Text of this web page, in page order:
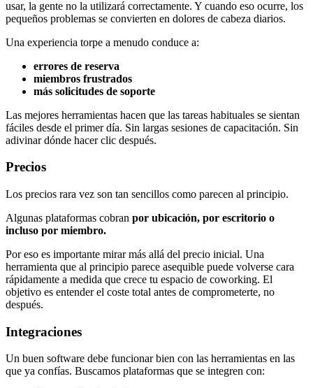
usar, la gente no la utilizará correctamente. Y cuando eso ocurre, los
pequeños problemas se convierten en dolores de cabeza diarios.
Una experiencia torpe a menudo conduce a:
errores de reserva
miembros frustrados
más solicitudes de soporte
Las mejores herramientas hacen que las tareas habituales se sientan
fáciles desde el primer día. Sin largas sesiones de capacitación. Sin
adivinar dónde hacer clic después.
Precios
Los precios rara vez son tan sencillos como parecen al principio.
Algunas plataformas cobran por ubicación, por escritorio o
incluso por miembro.
Por eso es importante mirar más allá del precio inicial. Una
herramienta que al principio parece asequible puede volverse cara
rápidamente a medida que crece tu espacio de coworking. El
objetivo es entender el coste total antes de comprometerte, no
después.
Integraciones
Un buen software debe funcionar bien con las herramientas en las
que ya confías. Buscamos plataformas que se integren con: